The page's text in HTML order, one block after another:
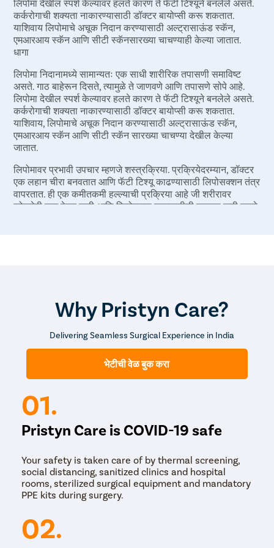
लिपोमा देखील स्पर्श केल्यावर हलते कारण ते फॅटी टिश्यूने बनलेले असते.
कर्करोगाची शक्यता नाकारण्यासाठी डॉक्टर बायोप्सी करू शकतात.
याशिवाय लिपोमाचे अचूक निदान करण्यासाठी अल्ट्रासाऊंड स्कॅन,
एमआरआय स्कॅन आणि सीटी स्कॅनसारख्या चाचण्याही केल्या जातात.
धागा
लिपोमा निदानामध्ये सामान्यतः एक साधी शारीरिक तपासणी समाविष्ट
असते. गाठ बाहेरून दिसते, त्यामुळे ते जाणवणे आणि तपासणे सोपे आहे.
लिपोमा देखील स्पर्श केल्यावर हलते कारण ते फॅटी टिश्यूने बनलेले असते.
कर्करोगाची शक्यता नाकारण्यासाठी डॉक्टर बायोप्सी करू शकतात.
याशिवाय, लिपोमाचे अचूक निदान करण्यासाठी अल्ट्रासाऊंड स्कॅन,
एमआरआय स्कॅन आणि सीटी स्कॅन सारख्या चाचण्या देखील केल्या
जातात.
लिपोमावर प्रभावी उपचार म्हणजे शस्त्रक्रिया. प्रक्रियेदरम्यान, डॉक्टर
एक लहान चीरा बनवतात आणि फॅटी टिश्यू काढण्यासाठी लिपोसक्शन तंत्र
वापरतात. ही एक कमीतकमी हल्ल्याची प्रक्रिया आहे जी शरीरावर
कोणतेही डाग ठेवत नाही आणि लिपोमाच्या पुनरावृत्तीची शक्यता कमी करते.
Why Pristyn Care?
Delivering Seamless Surgical Experience in India
भेटीची वेळ बुक करा
01.
Pristyn Care is COVID-19 safe
Your safety is taken care of by thermal screening,
social distancing, sanitized clinics and hospital
rooms, sterilized surgical equipment and mandatory
PPE kits during surgery.
02.